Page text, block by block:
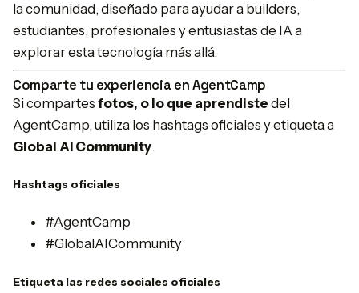
la comunidad, diseñado para ayudar a builders,
estudiantes, profesionales y entusiastas de IA a
explorar esta tecnología más allá.
Comparte tu experiencia en AgentCamp
Si compartes fotos, o lo que aprendiste del
AgentCamp, utiliza los hashtags oficiales y etiqueta a
Global AI Community.
Hashtags oficiales
#AgentCamp
#GlobalAICommunity
Etiqueta las redes sociales oficiales